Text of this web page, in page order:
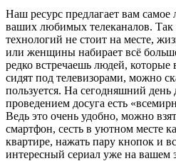
Наш ресурс предлагает вам самое
ваших любимых телеканалов. Так
технологий не стоит на месте,
или женщины набирает всё
редко встречаешь людей, которые
сидят под телевизорами, можно
пользуется. На сегодняшний
проведением досуга есть
Ведь это очень удобно, можно
смартфон, сесть в уютном месте
квартире, нажать пару кнопок и
интересный сериал уже на вашем